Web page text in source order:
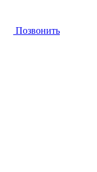
Позвонить